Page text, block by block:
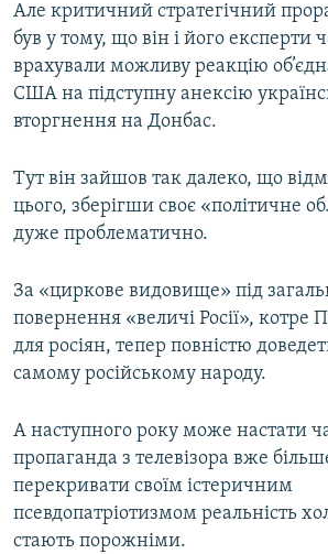
Але критичний стратегічний
був у тому, що він і його експерти
врахували можливу реакцію
США на підступну анексію
вторгнення на Донбас.
Тут він зайшов так далеко, що
цього, зберігши своє «політичне
дуже проблематично.
За «циркове видовище» під
повернення «величі Росії», котре
для росіян, тепер повністю
самому російському народу.
А наступного року може настати
пропаганда з телевізора вже
перекривати своїм істеричним
псевдопатріотизмом реальність
стають порожніми.